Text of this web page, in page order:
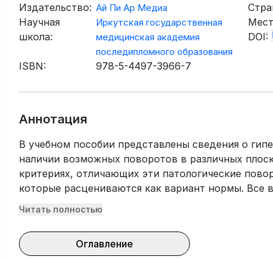
Издательство: Ай Пи Ар Медиа
Научная
школа:
Иркутская государственная
медицинская академия
последипломного образования
ISBN: 978-5-4497-3966-7
DOI:
Аннотация
В учебном пособии представлены сведения о
наличии возможных поворотов в различных
критериях, отличающих эти патологические
которые расцениваются как вариант нормы. Все
иллюстрированы ЭКГ из архива кафедры и
пособие предназначено для начинающих врачей
диагностики, врачей общей практики,
Читать полностью
Оглавление